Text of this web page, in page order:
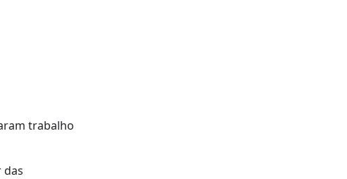
trabalho
das